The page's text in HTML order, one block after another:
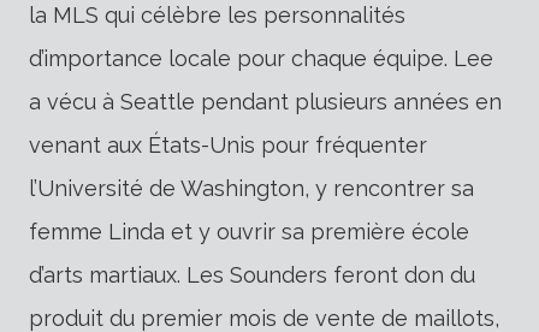
la MLS qui célèbre les personnalités
d’importance locale pour chaque équipe. Lee
a vécu à Seattle pendant plusieurs années en
venant aux États-Unis pour fréquenter
l’Université de Washington, y rencontrer sa
femme Linda et y ouvrir sa première école
d’arts martiaux. Les Sounders feront don du
produit du premier mois de vente de maillots,